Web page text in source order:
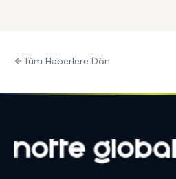
Tüm Haberlere Dön